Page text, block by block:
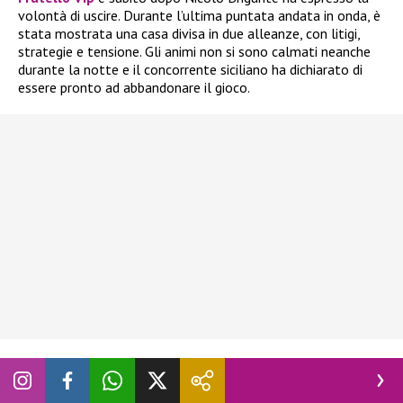
volontà di uscire. Durante l’ultima puntata andata in onda, è
stata mostrata una casa divisa in due alleanze, con litigi,
strategie e tensione. Gli animi non si sono calmati neanche
durante la notte e il concorrente siciliano ha dichiarato di
essere pronto ad abbandonare il gioco.
In realtà, ne aveva già parlato giorni fa, quando
Prezia
era al televoto con Adriana Volpe, Alessandra